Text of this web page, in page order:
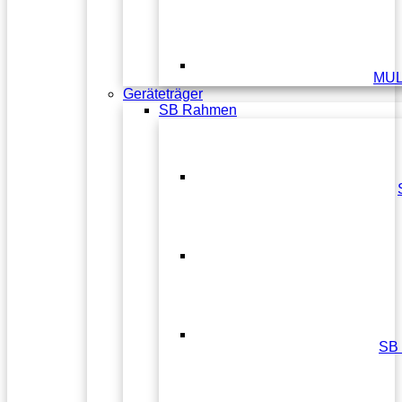
Geräteträger
SB Rahmen
SB